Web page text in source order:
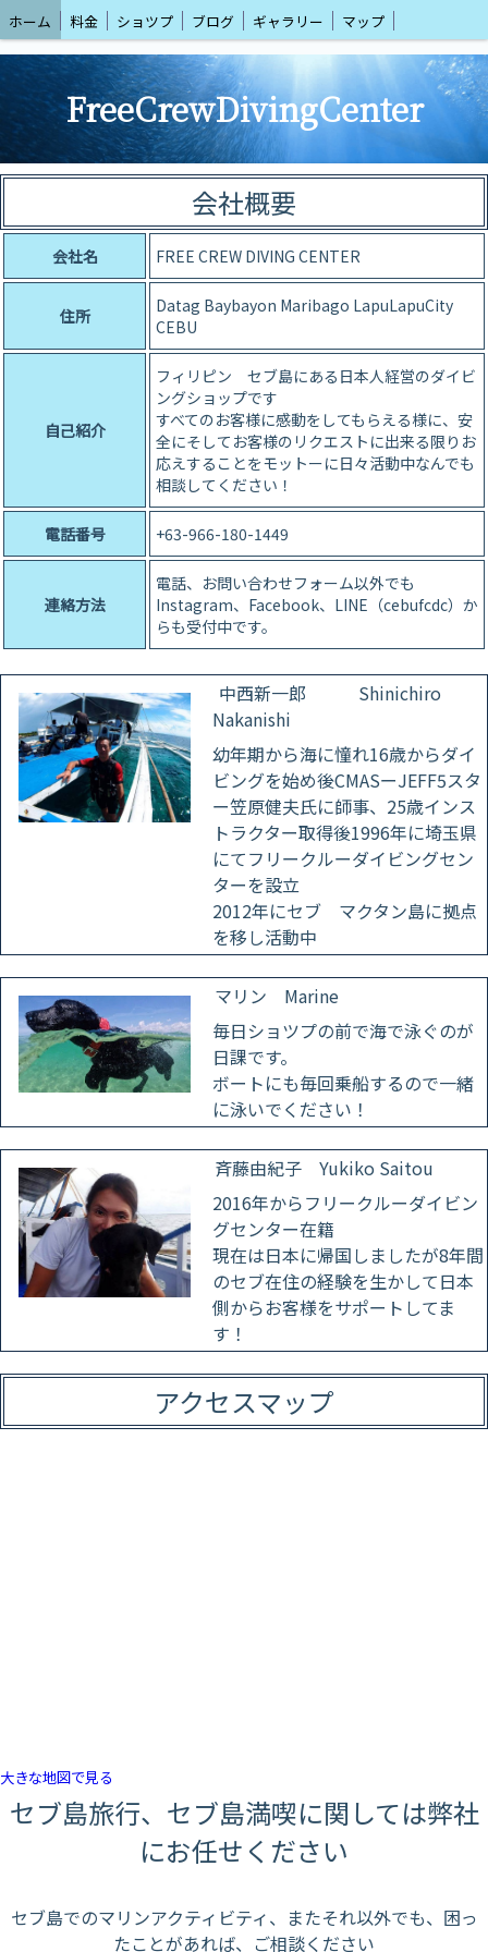
ホーム 料金 ショツプ ブログ ギャラリー マップ
FreeCrewDivingCenter
会社概要
会社名 FREE CREW DIVING CENTER
住所
Datag Baybayon Maribago LapuLapuCity
CEBU
自己紹介
フィリピン セブ島にある日本人経営のダイビ
ングショップです
すべてのお客様に感動をしてもらえる様に、安
全にそしてお客様のリクエストに出来る限りお
応えすることをモットーに日々活動中なんでも
相談してください！
電話番号 +63-966-180-1449
連絡方法
電話、お問い合わせフォーム以外でも
Instagram、Facebook、LINE（cebufcdc）か
らも受付中です。
中西新一郎 Shinichiro
Nakanishi
幼年期から海に憧れ16歳からダイ
ビングを始め後CMASーJEFF5スタ
ー笠原健夫氏に師事、25歳インス
トラクター取得後1996年に埼玉県
にてフリークルーダイビングセン
ターを設立
2012年にセブ マクタン島に拠点
を移し活動中
マリン Marine
毎日ショツプの前で海で泳ぐのが
日課です。
ボートにも毎回乗船するので一緒
に泳いでください！
斉藤由紀子 Yukiko Saitou
2016年からフリークルーダイビン
グセンター在籍
現在は日本に帰国しましたが8年間
のセブ在住の経験を生かして日本
側からお客様をサポートしてま
す！
アクセスマップ
大きな地図で見る
セブ島旅行、セブ島満喫に関しては弊社
にお任せください
セブ島でのマリンアクティビティ、またそれ以外でも、困っ
たことがあれば、ご相談ください